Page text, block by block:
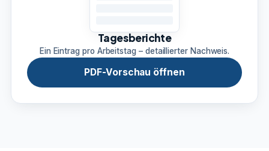
Tagesberichte
Ein Eintrag pro Arbeitstag – detaillierter Nachweis.
PDF-Vorschau öffnen